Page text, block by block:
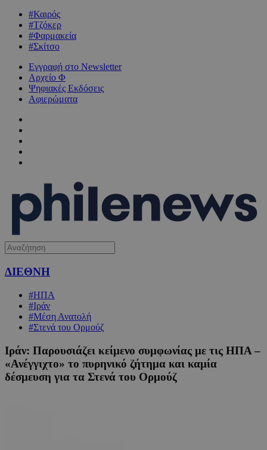
#Καιρός
#Τζόκερ
#Φαρμακεία
#Σκίτσο
Εγγραφή στο Newsletter
Αρχείο Φ
Ψηφιακές Εκδόσεις
Αφιερώματα
ΔΙΕΘΝΗ
#ΗΠΑ
#Ιράν
#Μέση Ανατολή
#Στενά του Ορμούζ
Ιράν: Παρουσιάζει κείμενο συμφωνίας με τις ΗΠΑ –
«Ανέγγιχτο» το πυρηνικό ζήτημα και καμία
δέσμευση για τα Στενά του Ορμούζ